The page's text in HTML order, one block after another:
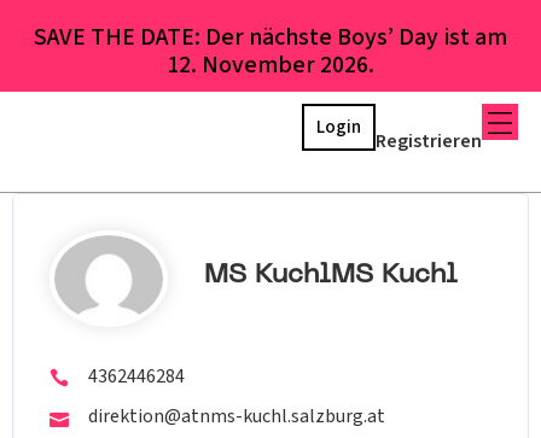
SAVE THE DATE: Der nächste Boys’ Day ist am
12. November 2026.
Registrieren
Login
MS KuchlMS Kuchl
4362446284
direktion@atnms-kuchl.salzburg.at